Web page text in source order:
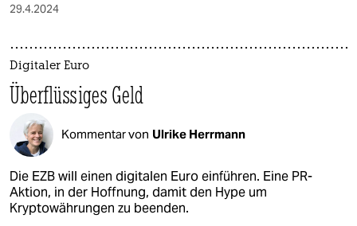
29.4.2024
Digitaler Euro
Überflüssiges Geld
Kommentar von Ulrike Herrmann
Die EZB will einen digitalen Euro einführen. Eine PR-
Aktion, in der Hoffnung, damit den Hype um
Kryptowährungen zu beenden.